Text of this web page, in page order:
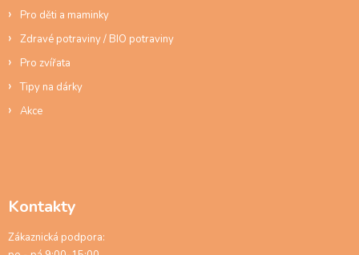
Pro děti a maminky
Zdravé potraviny / BIO potraviny
Pro zvířata
Tipy na dárky
Akce
Kontakty
Zákaznická podpora: